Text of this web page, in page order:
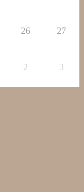
26 27
2 3